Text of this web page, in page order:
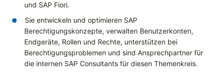
und SAP Fiori.
Sie entwickeln und optimieren SAP
Berechtigungskonzepte, verwalten Benutzerkonten,
Endgeräte, Rollen und Rechte, unterstützen bei
Berechtigungsproblemen und sind Ansprechpartner für
die internen SAP Consultants für diesen Themenkreis.